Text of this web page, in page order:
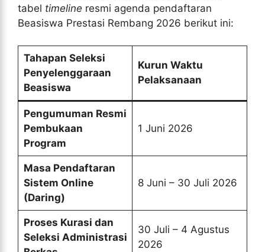
tabel timeline resmi agenda pendaftaran
Beasiswa Prestasi Rembang 2026 berikut ini:
Tahapan Seleksi
Penyelenggaraan
Beasiswa
Kurun Waktu
Pelaksanaan
Pengumuman Resmi
Pembukaan
Program
1 Juni 2026
Masa Pendaftaran
Sistem Online
(Daring)
8 Juni – 30 Juli 2026
Proses Kurasi dan
Seleksi Administrasi
30 Juli – 4 Agustus
2026